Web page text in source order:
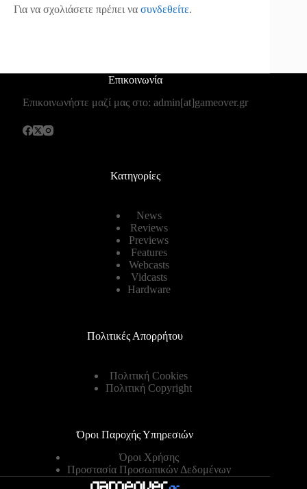
Για να σχολιάσετε πρέπει να συνδεθείτε.
Επικοινωνία
Επικοινωνήστε μαζί μας στο: admin[at]gameover.gr
Κατηγορίες
News
Reviews
Previews
Features
Webcasts
Vidcasts
Hardware
Πολιτικές Απορρήτου
Πολιτική Cookies
Πολιτική Copyright
Όροι Παροχής Υπηρεσιών
Όροι Χρήσης
Προστασία Προσωπικών Δεδομένων